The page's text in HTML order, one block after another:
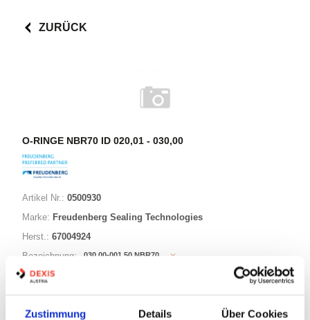
Zustimmung Details Über Cookies
ZURÜCK
O-RINGE NBR70 ID 020,01 - 030,00
Artikel Nr.: 0500930
Marke: Freudenberg Sealing Technologies
Herst.: 67004924
Bezeichnung:
030,00-001,50 NBR70
ID: 30,00mm